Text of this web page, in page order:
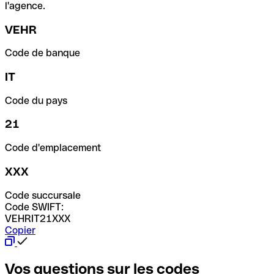
l'agence.
VEHR
Code de banque
IT
Code du pays
21
Code d'emplacement
XXX
Code succursale
Code SWIFT:
VEHRIT21XXX
Copier
Vos questions sur les codes